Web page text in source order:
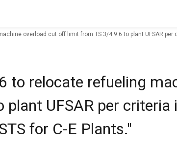
overload cut off limit from TS 3/4.9.6 to plant UFSAR per
to relocate refueling
UFSAR per criteria
for C-E Plants."